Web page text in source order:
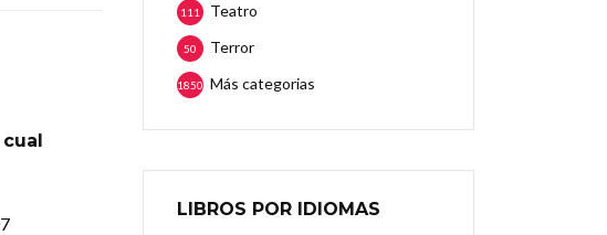
Teatro
111
Terror
50
Más categorias
1850
LIBROS POR IDIOMAS